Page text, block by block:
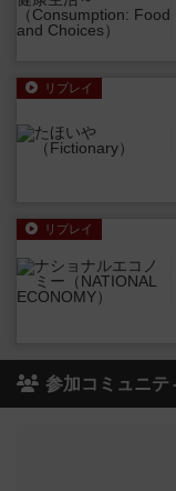
リプレイ
リプレイ
参加コミュニテ